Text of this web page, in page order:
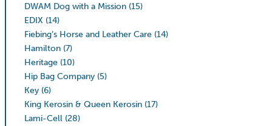
DWAM Dog with a Mission (15)
EDIX (14)
Fiebing’s Horse and Leather Care (14)
Hamilton (7)
Heritage (10)
Hip Bag Company (5)
Key (6)
King Kerosin & Queen Kerosin (17)
Lami-Cell (28)